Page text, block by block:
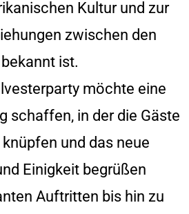
Kultur und zur
zwischen den
ist.
möchte eine
schaffen, in der die Gäste
und das neue
Einigkeit begrüßen
Auftritten bis hin zu